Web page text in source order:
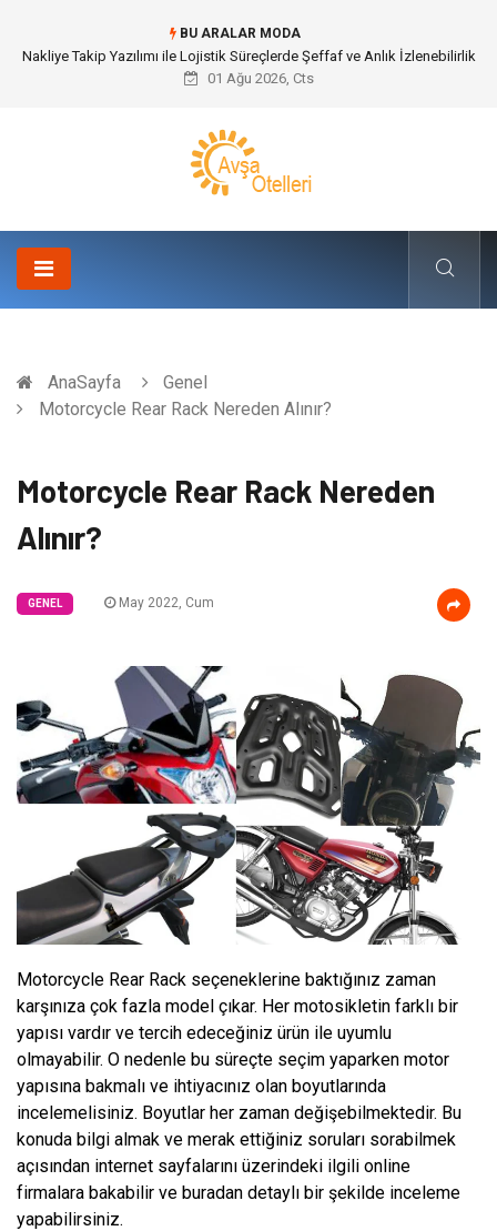
BU ARALAR MODA
Galericilik Belgesi Almanın Avantajları Nelerdir?
01 Ağu 2026, Cts
AnaSayfa
Genel
Motorcycle Rear Rack Nereden Alınır?
Motorcycle Rear Rack Nereden
Alınır?
GENEL May 2022, Cum
Motorcycle Rear Rack seçeneklerine baktığınız zaman
karşınıza çok fazla model çıkar. Her motosikletin farklı bir
yapısı vardır ve tercih edeceğiniz ürün ile uyumlu
olmayabilir. O nedenle bu süreçte seçim yaparken motor
yapısına bakmalı ve ihtiyacınız olan boyutlarında
incelemelisiniz. Boyutlar her zaman değişebilmektedir. Bu
konuda bilgi almak ve merak ettiğiniz soruları sorabilmek
açısından internet sayfalarını üzerindeki ilgili online
firmalara bakabilir ve buradan detaylı bir şekilde inceleme
yapabilirsiniz.